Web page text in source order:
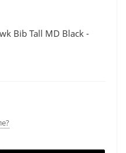
Bib Tall MD Black -